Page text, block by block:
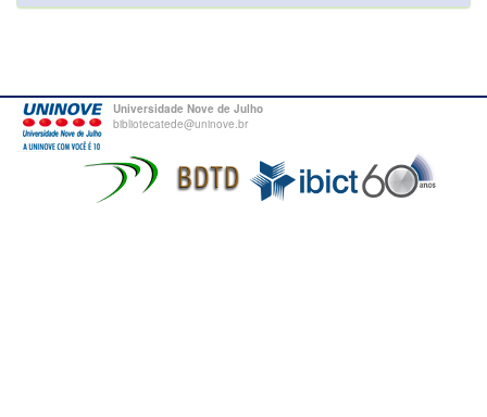
Universidade Nove de Julho
bibliotecatede@uninove.br